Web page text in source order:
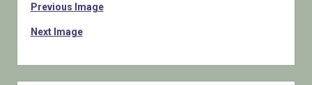
Previous Image
Next Image